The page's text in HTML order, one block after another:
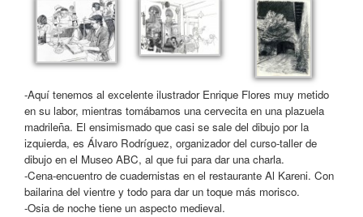
-Aquí tenemos al excelente ilustrador Enrique Flores muy metido
en su labor, mientras tomábamos una cervecita en una plazuela
madrileña. El ensimismado que casi se sale del dibujo por la
izquierda, es Álvaro Rodríguez, organizador del curso-taller de
dibujo en el Museo ABC, al que fui para dar una charla.
-Cena-encuentro de cuadernistas en el restaurante Al Kareni. Con
bailarina del vientre y todo para dar un toque más morisco.
-Osia de noche tiene un aspecto medieval.